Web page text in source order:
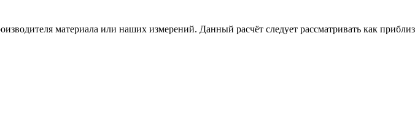
материала или наших измерений. Данный расчёт следует рассматривать как